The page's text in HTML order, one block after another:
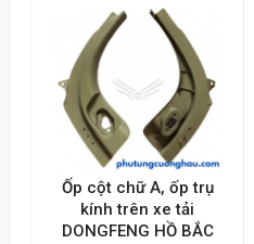
Ốp cột chữ A, ốp trụ
kính trên xe tải
DONGFENG HỒ BẮC